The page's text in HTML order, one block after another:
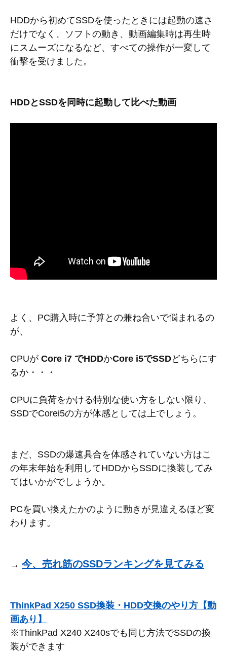
HDDから初めてSSDを使ったときには起動の速さ
だけでなく、ソフトの動き、動画編集時は再生時
にスムーズになるなど、すべての操作が一変して
衝撃を受けました。
HDDとSSDを同時に起動して比べた動画
よく、PC購入時に予算との兼ね合いで悩まれるの
が、
CPUが Core i7 でHDDかCore i5でSSDどちらにす
るか・・・
CPUに負荷をかける特別な使い方をしない限り、
SSDでCorei5の方が体感としては上でしょう。
まだ、SSDの爆速具合を体感されていない方はこ
の年末年始を利用してHDDからSSDに換装してみ
てはいかがでしょうか。
PCを買い換えたかのように動きが見違えるほど変
わります。
→ 今、売れ筋のSSDランキングを見てみる
ThinkPad X250 SSD換装・HDD交換のやり方【動
画あり】
※ThinkPad X240 X240sでも同じ方法でSSDの換
装ができます